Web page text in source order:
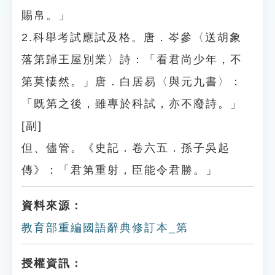
賜帛。」
2.科舉考試應試及格。唐．岑參〈送胡象
落第歸王屋別業〉詩：「看君尚少年，不
第莫悽然。」唐．白居易〈與元九書〉：
「既第之後，雖專於科試，亦不廢詩。」
[副]
但、儘管。《史記．卷六五．孫子吳起
傳》：「君第重射，臣能令君勝。」
資料來源：
教育部重編國語辭典修訂本_第
授權資訊：